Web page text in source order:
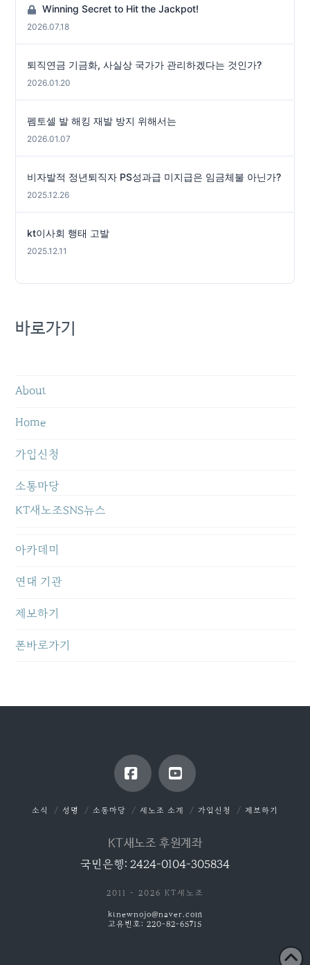
Winning Secret to Hit the Jackpot!
2026.07.18
퇴직연금 기금화, 사실상 국가가 관리하겠다는 것인가?
2026.01.20
펨토셀 발 해킹 재발 방지 위해서는
2026.01.07
비자발적 정년퇴직자 PS성과급 미지급은 임금체불 아닌가?
2025.12.26
kt이사회 행태 고발
2025.12.11
바로가기
About
Home
가입신청
소통마당
KT새노조SNS뉴스
아카데미
연대 기관
제보하기
폰바로가기
FacebookYouTube
소식 성명 소통마당 새노조 소개 가입신청 제보하기
KT새노조 후원계좌
국민은행: 2424-0104-305834
2011 - 2026 KT새노조
ktnewnojo@naver.com
고유번호: 220-82-65715